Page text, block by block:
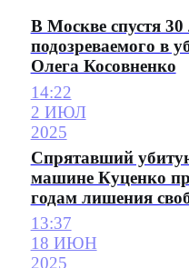
В Москве спустя 30
подозреваемого в
Олега Косовненко
14:22
2 ИЮЛ
2025
Спрятавший
машине Куценко
годам лишения
13:37
18 ИЮН
2025